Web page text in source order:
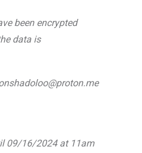
been encrypted
data is
09/16/2024 at 11am